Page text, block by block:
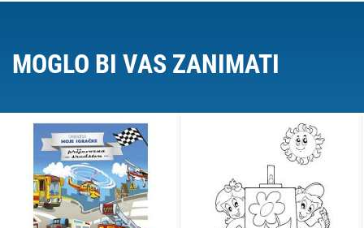
MOGLO BI VAS ZANIMATI